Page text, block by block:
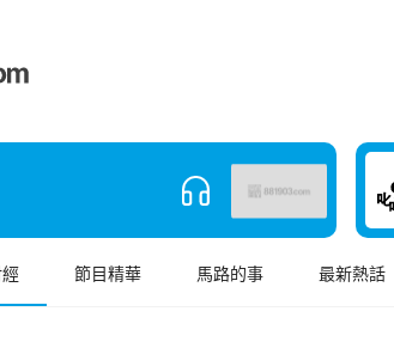
節目精華 馬路的事 最新熱話